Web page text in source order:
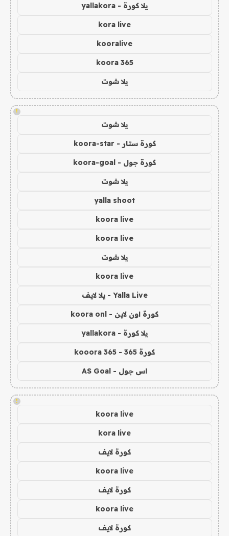
يلا كورة - yallakora
kora live
kooralive
koora 365
يلا شوت
!
يلا شوت
كورة ستار - koora-star
كورة جول - koora-goal
يلا شوت
yalla shoot
koora live
koora live
يلا شوت
koora live
Yalla Live - يلا لايف
كورة اون لاين - koora onl
يلا كورة - yallakora
كورة 365 - kooora 365
اس جول - AS Goal
!
koora live
kora live
كورة لايف
koora live
كورة لايف
koora live
كورة لايف